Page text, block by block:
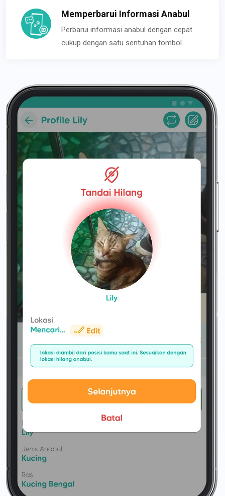
Memperbarui Informasi Anabul
Perbarui informasi anabul dengan cepat
cukup dengan satu sentuhan tombol.